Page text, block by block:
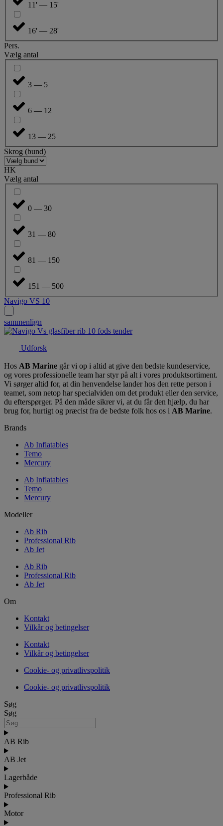
11' — 15'
16' — 28'
Pers.
Vælg antal
3 — 5
6 — 12
13 — 25
Skrog (bund)
HK
Vælg antal
0 — 30
31 — 80
81 — 150
151 — 500
Navigo VS 10
sammenlign
Udforsk
Hos AB Marine går vi op i altid at give den bedste kundeservice,
og vores professionelle team har styr på alt i vores produktsortiment.
Vi sørger altid for, at din henvendelse lander hos den rette person i
teamet, som netop har specialviden om det produkt eller den service,
du efterspørger. På den måde sikrer vi, at du får den hjælp, du har
brug for, hurtigt og præcist fra de bedste folk hos os i AB Marine.
Brands
Ab Inflatables
Temo
Mercury
Ab Inflatables
Temo
Mercury
Modeller
Ab Rib
Professional Rib
Ab Jet
Ab Rib
Professional Rib
Ab Jet
Om
Kontakt
Vilkår og betingelser
Kontakt
Vilkår og betingelser
Cookie- og privatlivspolitik
Cookie- og privatlivspolitik
Søg
Søg
AB Rib
AB Jet
Lagerbåde
Professional Rib
Motor